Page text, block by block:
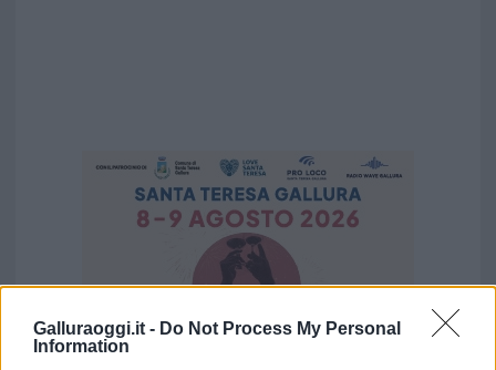
Galluraoggi.it - Do Not Process My Personal
Information